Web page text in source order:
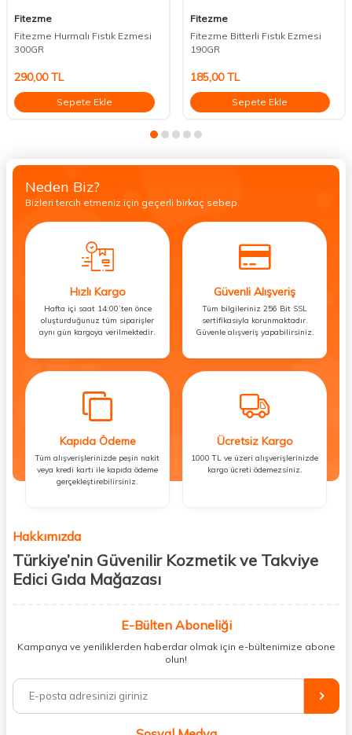
Fitezme
Fitezme Hurmalı Fıstık Ezmesi
300GR
290,00TL
Sepete Ekle
Fitezme
Fitezme Bitterli Fıstık Ezmesi
190GR
185,00TL
Sepete Ekle
Neden Biz?
Bizleri tercih etmeniz için geçerli birkaç sebep.
Hızlı Kargo
Hafta içi saat 14:00’ten önce
oluşturduğunuz tüm siparişler
aynı gün kargoya verilmektedir.
Güvenli Alışveriş
Tüm bilgileriniz 256 Bit SSL
sertifikasıyla korunmaktadır.
Güvenle alışveriş yapabilirsiniz.
Kapıda Ödeme
Tüm alışverişlerinizde peşin nakit
veya kredi kartı ile kapıda ödeme
gerçekleştirebilirsiniz.
Ücretsiz Kargo
1000 TL ve üzeri alışverişlerinizde
kargo ücreti ödemezsiniz.
Hakkımızda
Türkiye’nin Güvenilir Kozmetik ve Takviye
Edici Gıda Mağazası
kişisel bakım hem de takviye edici gıda ürünlerini sizlerle
buluşturuyoruz. Artık mağaza mağaza dolaşmanıza gerek yok;
ihtiyacınız olan her şeyi tek bir çatı altında topluyor ve kapınıza kadar
%100 orijinal kozmetik ve sağlık ürünleriyle güzelliğinizi tamamlayabilir,
vücudunuzu desteklemek için güvenilir takviye edici gıdalara
E-Bülten Aboneliği
Kampanya ve yeniliklerden haberdar olmak için e-bültenimize abone
olun!